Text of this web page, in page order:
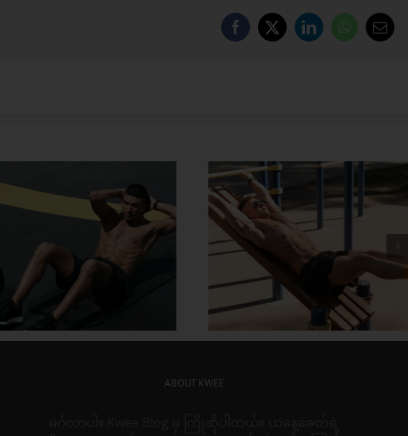
Facebook
X LinkedInWhatsApp
Email
အိမ်တွင်း လေ့ကျင့်ခန်း တွေနဲ့
ဗိုက်အဆီတွေ ဒီလိုဖြုတ်
အသက်ကြီးတဲ့အထိ ဖလန်းဖ
လန်း ထဖို့ စိတ်ကူးရှိလား
ABOUT KWEE